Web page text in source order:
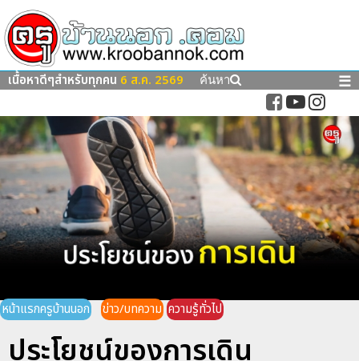
เนื้อหาดีๆสำหรับทุกคน 6 ส.ค. 2569 ค้นหา ☰
หน้าแรกครูบ้านนอก ข่าว/บทความ ความรู้ทั่วไป
ประโยชน์ของการเดิน